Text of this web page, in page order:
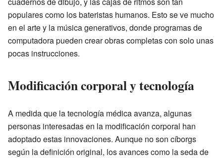
populares como los bateristas humanos. Esto se ve mucho
en el arte y la música generativos, donde programas de
computadora pueden crear obras completas con solo unas
pocas instrucciones.
Modificación corporal y tecnología
A medida que la tecnología médica avanza, algunas
personas interesadas en la modificación corporal han
adoptado estas innovaciones. Aunque no son cíborgs
según la definición original, los avances como la seda de